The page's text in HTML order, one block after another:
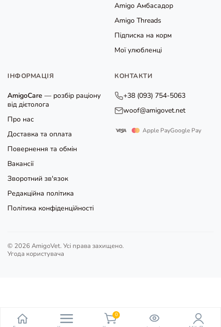
Amigo Амбасадор
Amigo Threads
Підписка на корм
Мої улюбленці
ІНФОРМАЦІЯ
AmigoCare — розбір раціону
від дієтолога
Про нас
Доставка та оплата
Повернення та обмін
Вакансії
Зворотний зв'язок
Редакційна політика
Політика конфіденційності
КОНТАКТИ
+38 (093) 754-5063
woof@amigovet.net
Apple PayGoogle Pay
© 2026 AmigoVet. Усі права захищено.
Угода користувача
0
пункт